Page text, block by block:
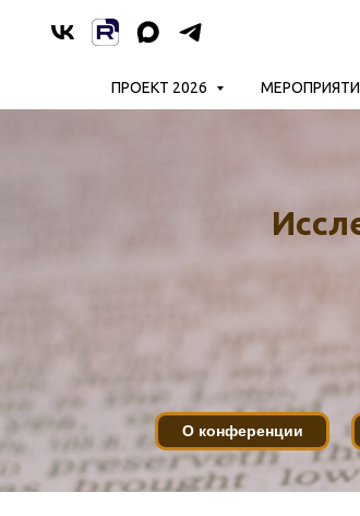
ПРОЕКТ 2026
О конференции